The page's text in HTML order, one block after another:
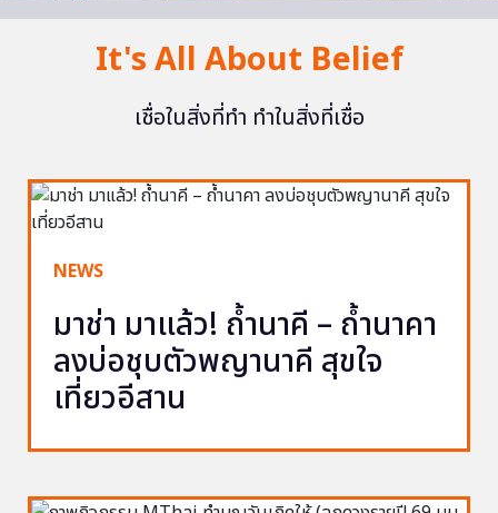
It's All About Belief
เชื่อในสิ่งที่ทำ ทำในสิ่งที่เชื่อ
NEWS
มาช่า มาแล้ว! ถ้ำนาคี – ถ้ำนาคา
ลงบ่อชุบตัวพญานาคี สุขใจ
เที่ยวอีสาน